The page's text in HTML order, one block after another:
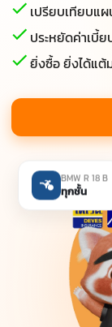
เปรียบเทียบแ
ประหยัดค่าเบี้
ยิ่งซื้อ ยิ่งได้แต้
BMW R 18 B
ทุกชั้น